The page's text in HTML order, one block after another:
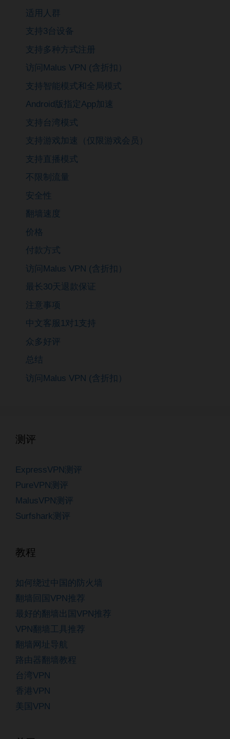
适用人群
支持3台设备
支持多种方式注册
访问Malus VPN (含折扣）
支持智能模式和全局模式
Android版指定App加速
支持台湾模式
支持游戏加速（仅限游戏会员）
支持直播模式
不限制流量
安全性
翻墙速度
价格
付款方式
访问Malus VPN (含折扣）
最长30天退款保证
注意事项
中文客服1对1支持
众多好评
总结
访问Malus VPN (含折扣）
测评
ExpressVPN测评
PureVPN测评
MalusVPN测评
Surfshark测评
教程
如何绕过中国的防火墙
翻墙回国VPN推荐
最好的翻墙出国VPN推荐
VPN翻墙工具推荐
翻墙网址导航
路由器翻墙教程
台湾VPN
香港VPN
美国VPN